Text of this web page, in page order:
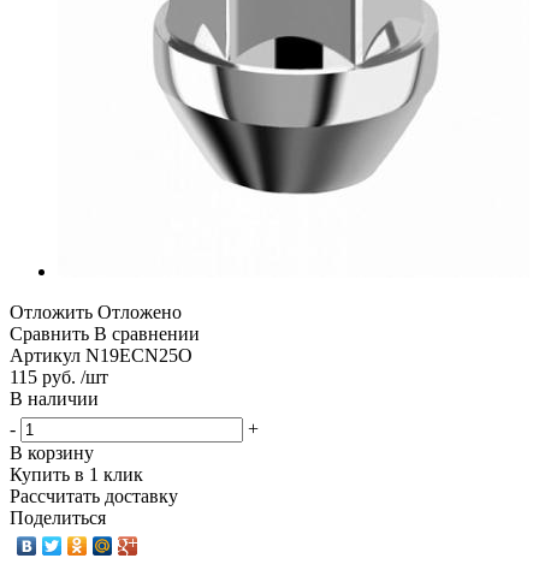
Отложить Отложено
Сравнить В сравнении
Артикул N19ECN25O
115 руб. /шт
В наличии
-
+
В корзину
Купить в 1 клик
Рассчитать доставку
Поделиться